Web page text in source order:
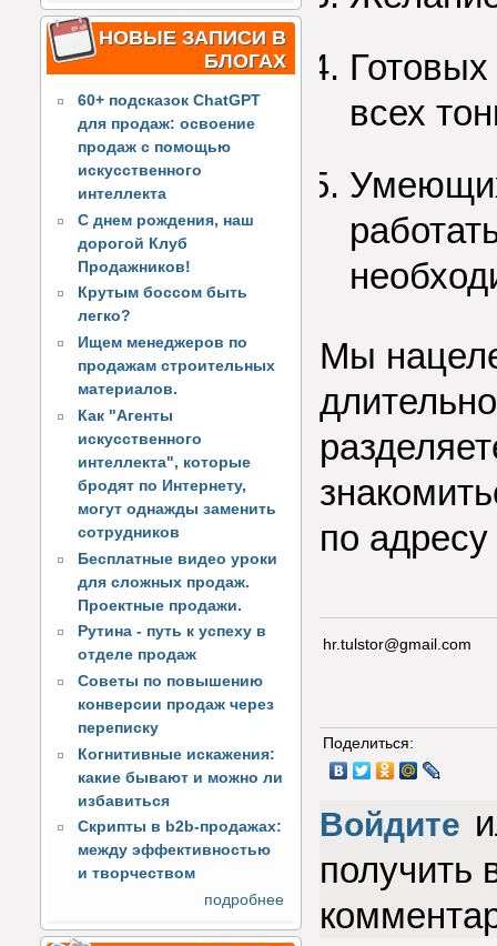
НОВЫЕ ЗАПИСИ В
БЛОГАХ
60+ подсказок ChatGPT
для продаж: освоение
продаж с помощью
искусственного
интеллекта
С днем рождения, наш
дорогой Клуб
Продажников!
Крутым боссом быть
легко?
Ищем менеджеров по
продажам строительных
материалов.
Как "Агенты
искусственного
интеллекта", которые
бродят по Интернету,
могут однажды заменить
сотрудников
Бесплатные видео уроки
для сложных продаж.
Проектные продажи.
Рутина - путь к успеху в
отделе продаж
Советы по повышению
конверсии продаж через
переписку
Когнитивные искажения:
какие бывают и можно ли
избавиться
Скрипты в b2b-продажах:
между эффективностью
и творчеством
подробнее
всех
Мы
по адресу
hr.tulstor@gmail.com
Поделиться:
Войдите
получить